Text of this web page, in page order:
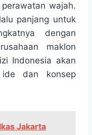
wajah.
panjang untuk
dengan
maklon
Indonesia akan
ide dan konsep
Jakarta